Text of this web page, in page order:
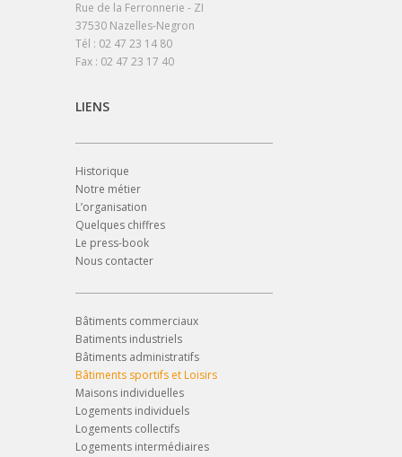
Rue de la Ferronnerie - ZI
37530 Nazelles-Negron
Tél : 02 47 23 14 80
Fax : 02 47 23 17 40
LIENS
Historique
Notre métier
L’organisation
Quelques chiffres
Le press-book
Nous contacter
Bâtiments commerciaux
Batiments industriels
Bâtiments administratifs
Bâtiments sportifs et Loisirs
Maisons individuelles
Logements individuels
Logements collectifs
Logements intermédiaires